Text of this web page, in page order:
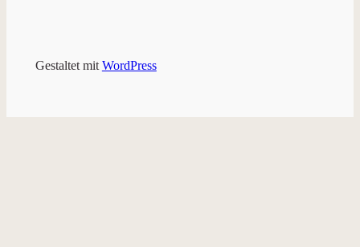
Gestaltet mit WordPress